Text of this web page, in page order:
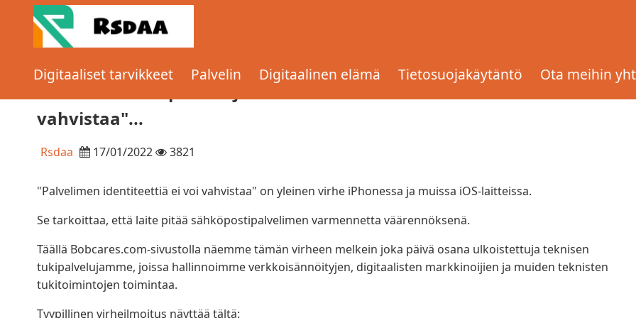
Digitaaliset tarvikkeet Palvelin Digitaalinen elämä Tietosuojakäytäntö Ota meihin
identiteettiä ei voi vahvistaa"...
2 todistettua tapaa korjata virhe "Palvelimen identiteettiä ei voi
vahvistaa"...
Rsdaa 17/01/2022 3821
"Palvelimen identiteettiä ei voi vahvistaa" on yleinen virhe iPhonessa ja muissa iOS-laitteissa.
Se tarkoittaa, että laite pitää sähköpostipalvelimen varmennetta väärennöksenä.
Täällä Bobcares.com-sivustolla näemme tämän virheen melkein joka päivä osana ulkoistettuja teknisen
tukipalvelujamme, joissa hallinnoimme verkkoisännöityjen, digitaalisten markkinoijien ja muiden teknisten
tukitoimintojen toimintaa.
Tyypillinen virheilmoitus näyttää tältä: